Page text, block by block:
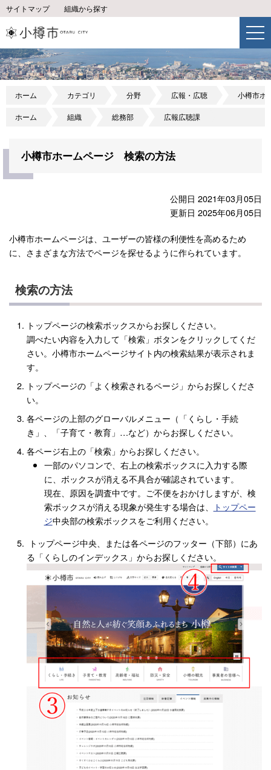
サイトマップ 組織から探す
ホーム カテゴリ 分野 広報・広聴 小樽市ホ
ホーム 組織 総務部 広報広聴課
小樽市ホームページ 検索の方法
公開日 2021年03月05日
更新日 2025年06月05日
小樽市ホームページは、ユーザーの皆様の利便性を高めるため
に、さまざまな方法でページを探せるように作られています。
検索の方法
トップページの検索ボックスからお探しください。
調べたい内容を入力して「検索」ボタンをクリックしてくだ
さい。小樽市ホームページサイト内の検索結果が表示されま
す。
トップページの「よく検索されるページ」からお探しくださ
い。
各ページの上部のグローバルメニュー（「くらし・手続
き」、「子育て・教育」…など）からお探しください。
各ページ右上の「検索」からお探しください。
一部のパソコンで、右上の検索ボックスに入力する際
に、ボックスが消える不具合が確認されています。
現在、原因を調査中です。ご不便をおかけしますが、検
索ボックスが消える現象が発生する場合は、
トップペー
ジ中央部の検索ボックスをご利用ください。
トップページ中央、または各ページのフッター（下部）にあ
る「くらしのインデックス」からお探しください。